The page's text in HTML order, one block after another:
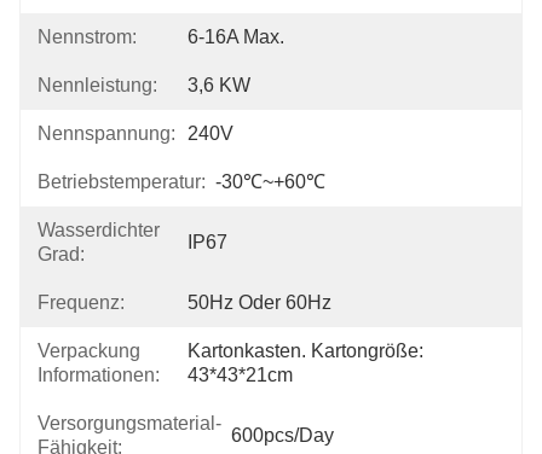
Nennstrom: 6-16A Max.
Nennleistung: 3,6 KW
Nennspannung: 240V
Betriebstemperatur: -30℃~+60℃
Wasserdichter
Grad:
IP67
Frequenz: 50Hz Oder 60Hz
Verpackung
Informationen:
Kartonkasten. Kartongröße:
43*43*21cm
Versorgungsmaterial-
Fähigkeit:
600pcs/day